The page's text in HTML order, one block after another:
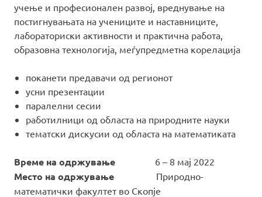
учење и професионален развој, вреднување на
постигнувањата на учениците и наставниците,
лабораториски активности и практична работа,
образовна технологија, меѓупредметна корелација
поканети предавачи од регионот
усни презентации
паралелни сесии
работилници од областа на природните науки
тематски дискусии од областа на математиката
Време на одржување 6 – 8 мај 2022
Место на одржување Природно-
математички факултет во Скопје